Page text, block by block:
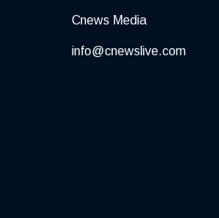
Cnews Media
info@cnewslive.com